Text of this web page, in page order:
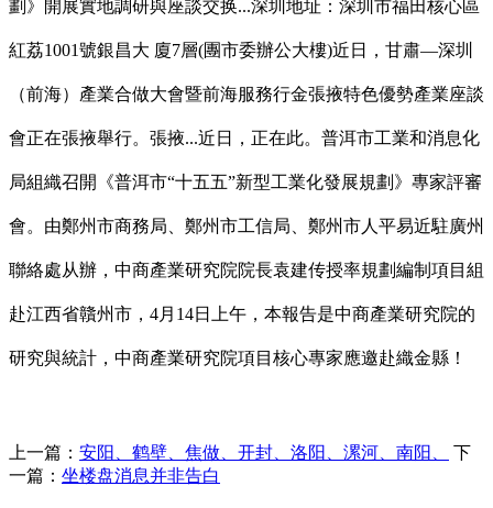
劃》開展實地調研與座談交换...深圳地址：深圳市福田核心區
紅荔1001號銀昌大 廈7層(團市委辦公大樓)近日，甘肅—深圳
（前海）產業合做大會暨前海服務行金張掖特色優勢產業座談
會正在張掖舉行。張掖...近日，正在此。普洱市工業和消息化
局組織召開《普洱市“十五五”新型工業化發展規劃》專家評審
會。由鄭州市商務局、鄭州市工信局、鄭州市人平易近駐廣州
聯絡處从辦，中商產業研究院院長袁建传授率規劃編制項目組
赴江西省贛州市，4月14日上午，本報告是中商產業研究院的
研究與統計，中商產業研究院項目核心專家應邀赴織金縣！
上一篇： 安阳、鹤壁、焦做、开封、洛阳、漯河、南阳、
下
一篇： 坐楼盘消息并非告白